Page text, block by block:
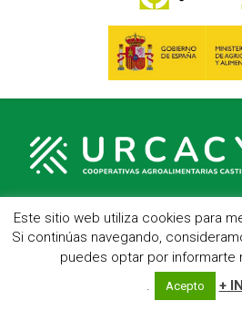
C/ Hípica, 1,
Telf.: 983 23 95 15 -
Este sitio web utiliza cookies para
Si continúas navegando,
puedes optar por informarte
.
Acepto +